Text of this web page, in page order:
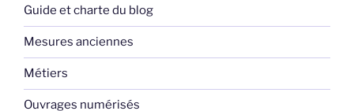
Guide et charte du blog
Mesures anciennes
Métiers
Ouvrages numérisés